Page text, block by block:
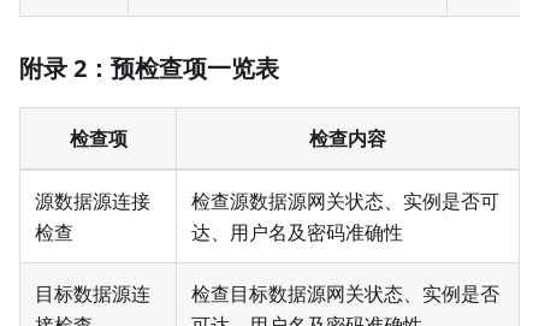
附录 2：预检查项一览表
检查项 检查内容
源数据源连接
检查
检查源数据源网关状态、实例是否可
达、用户名及密码准确性
目标数据源连
检查目标数据源网关状态、实例是否